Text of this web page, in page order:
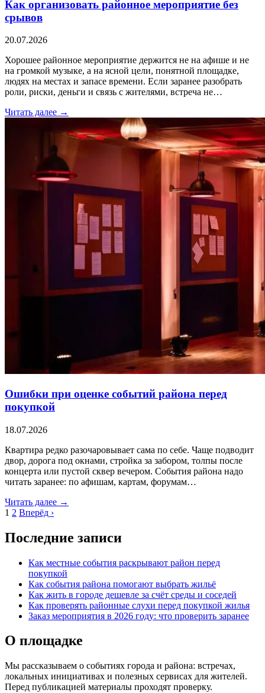
Как организовать районное мероприятие без
срывов
20.07.2026
Хорошее районное мероприятие держится не на афише и не
на громкой музыке, а на ясной цели, понятной площадке,
людях на местах и запасе времени. Если заранее разобрать
роли, риски, деньги и связь с жителями, встреча не…
Читать далее →
Ошибки при оценке событий района перед
покупкой
18.07.2026
Квартира редко разочаровывает сама по себе. Чаще подводит
двор, дорога под окнами, стройка за забором, толпы после
концерта или пустой сквер вечером. События района надо
читать заранее: по афишам, картам, форумам…
Читать далее →
1 2 Вперёд ›
Последние записи
Как местные события раскрывают район перед
покупкой
Как события района помогают выбрать жильё
Как жить в городе дешевле за счёт среды и соседей
Как проверять районные слухи перед покупкой жилья
Заказ мероприятия в 2026 году: что проверить заранее
О площадке
Мы рассказываем о событиях города и района: встречах,
локальных инициативах и полезных сервисах для жителей.
Перед публикацией материалы проходят проверку.